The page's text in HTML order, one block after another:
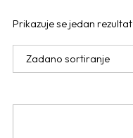
Prikazuje se jedan rezultat